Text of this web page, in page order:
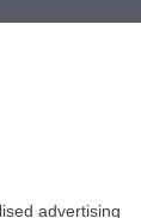
advertising